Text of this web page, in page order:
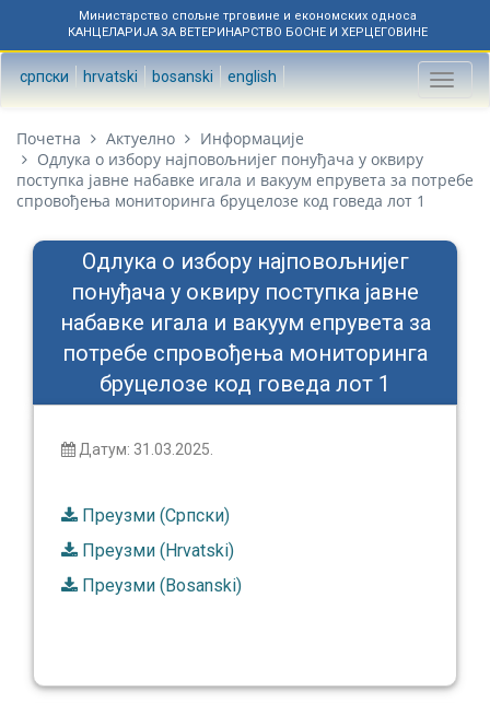
Министарство спољне трговине и економских односа
КАНЦЕЛАРИЈА ЗА ВЕТЕРИНАРСТВО БОСНЕ И ХЕРЦЕГОВИНЕ
српски hrvatski bosanski english
Toggle
Почетна Актуелно
Информације
Одлука о избору најповољнијег понуђача у оквиру
поступка јавне набавке игала и вакуум епрувета за потребе
спровођења мониторинга бруцелозе код говеда лот 1
Одлука о избору најповољнијег
понуђача у оквиру поступка јавне
набавке игала и вакуум епрувета за
потребе спровођења мониторинга
бруцелозе код говеда лот 1
Датум: 31.03.2025.
Преузми (Српски)
Преузми (Hrvatski)
Преузми (Bosanski)